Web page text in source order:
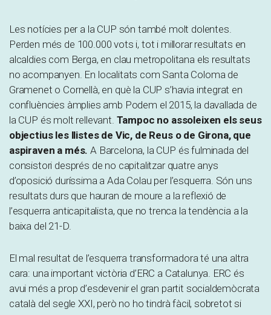
Les notícies per a la CUP són també molt dolentes.
Perden més de 100.000 vots i, tot i millorar resultats en
alcaldies com Berga, en clau metropolitana els resultats
no acompanyen. En localitats com Santa Coloma de
Gramenet o Cornellà, en què la CUP s’havia integrat en
confluències àmplies amb Podem el 2015, la davallada de
la CUP és molt rellevant. Tampoc no assoleixen els seus
objectius les llistes de Vic, de Reus o de Girona, que
aspiraven a més. A Barcelona, la CUP és fulminada del
consistori després de no capitalitzar quatre anys
d’oposició duríssima a Ada Colau per l’esquerra. Són uns
resultats durs que hauran de moure a la reflexió de
l’esquerra anticapitalista, que no trenca la tendència a la
baixa del 21-D.
El mal resultat de l’esquerra transformadora té una altra
cara: una important victòria d’ERC a Catalunya. ERC és
avui més a prop d’esdevenir el gran partit socialdemòcrata
català del segle XXI, però no ho tindrà fàcil, sobretot si